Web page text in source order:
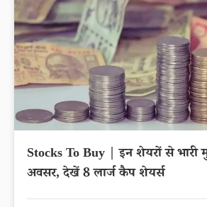
Stocks To Buy | इन शेयरों से भारी
अवसर, देखें 8 लार्ज कैप शेयर्स